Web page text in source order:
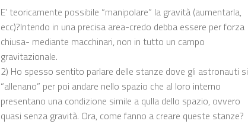
E’ teoricamente possibile “manipolare” la gravità (aumentarla,
ecc)?Intendo in una precisa area-credo debba essere per forza
chiusa- mediante macchinari, non in tutto un campo
gravitazionale.
2) Ho spesso sentito parlare delle stanze dove gli astronauti si
“allenano” per poi andare nello spazio che al loro interno
presentano una condizione simile a qulla dello spazio, ovvero
quasi senza gravità. Ora, come fanno a creare queste stanze?